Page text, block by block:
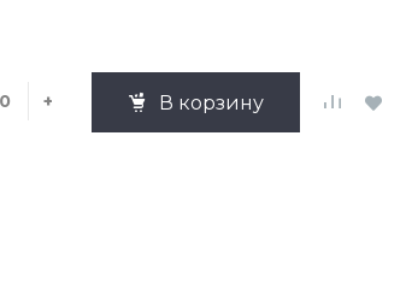
+ В корзину